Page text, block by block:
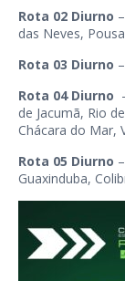
Rota 02 Diurno
das Neves,
Rota 03 Diurno
Rota 04 Diurno
de Jacumã, Rio
Chácara do Mar,
Rota 05 Diurno
Guaxinduba,